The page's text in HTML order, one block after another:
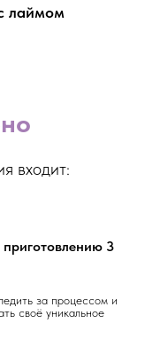
лаймом
входит:
3
за процессом и
своё уникальное